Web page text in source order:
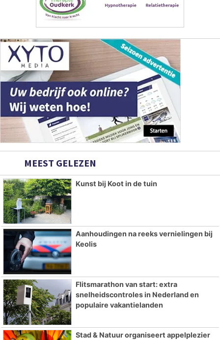
MEEST GELEZEN
Kunst bij Koot in de tuin
Aanhoudingen na reeks vernielingen bij
Keolis
Flitsmarathon van start: extra
snelheidscontroles in Nederland en
populaire vakantielanden
Stad & Natuur organiseert appelplezier